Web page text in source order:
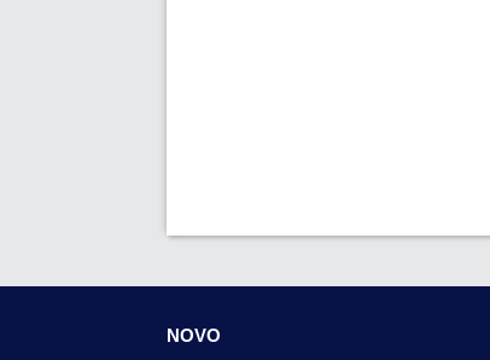
NOVO